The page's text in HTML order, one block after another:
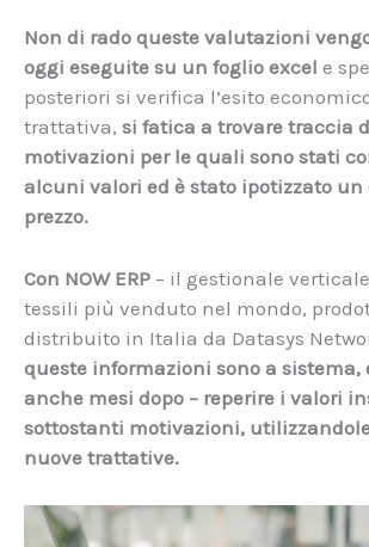
Non di rado queste valutazioni
oggi eseguite su un foglio excel e
posteriori si verifica l’esito
trattativa, si fatica a trovare traccia
motivazioni per le quali sono stati
alcuni valori ed è stato ipotizzato
prezzo.
Con NOW ERP – il gestionale
tessili più venduto nel mondo,
distribuito in Italia da Datasys
queste informazioni sono a sistema,
anche mesi dopo – reperire i valori
sottostanti motivazioni,
nuove trattative.